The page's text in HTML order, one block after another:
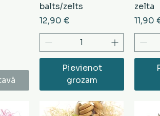
balts/zelts
Cena
12,90 €
Pievienot
grozam
zelta
Cena
11,90